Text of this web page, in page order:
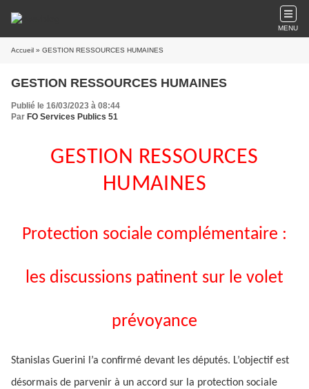
MENU
Accueil » GESTION RESSOURCES HUMAINES
GESTION RESSOURCES HUMAINES
Publié le 16/03/2023 à 08:44
Par FO Services Publics 51
GESTION RESSOURCES
HUMAINES
Protection sociale complémentaire :
les discussions patinent sur le volet
prévoyance
Stanislas Guerini l’a confirmé devant les députés. L’objectif est
désormais de parvenir à un accord sur la protection sociale